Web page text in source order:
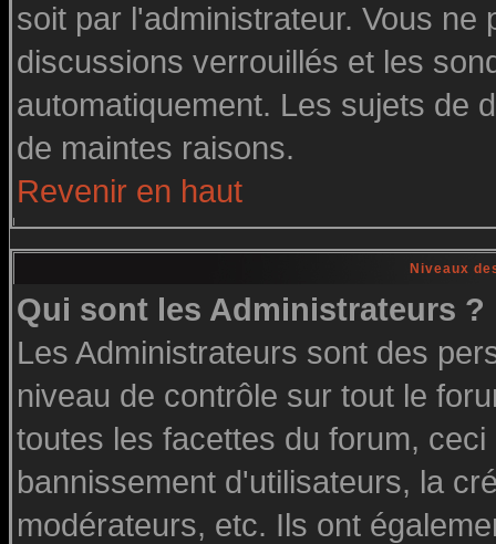
soit par l'administrateur. Vous
discussions verrouillés et les
automatiquement. Les sujets de
de maintes raisons.
Revenir en haut
Niveaux
Qui sont les Administrateurs ?
Les Administrateurs sont des
niveau de contrôle sur tout le
toutes les facettes du forum,
bannissement d'utilisateurs, la
modérateurs, etc. Ils ont